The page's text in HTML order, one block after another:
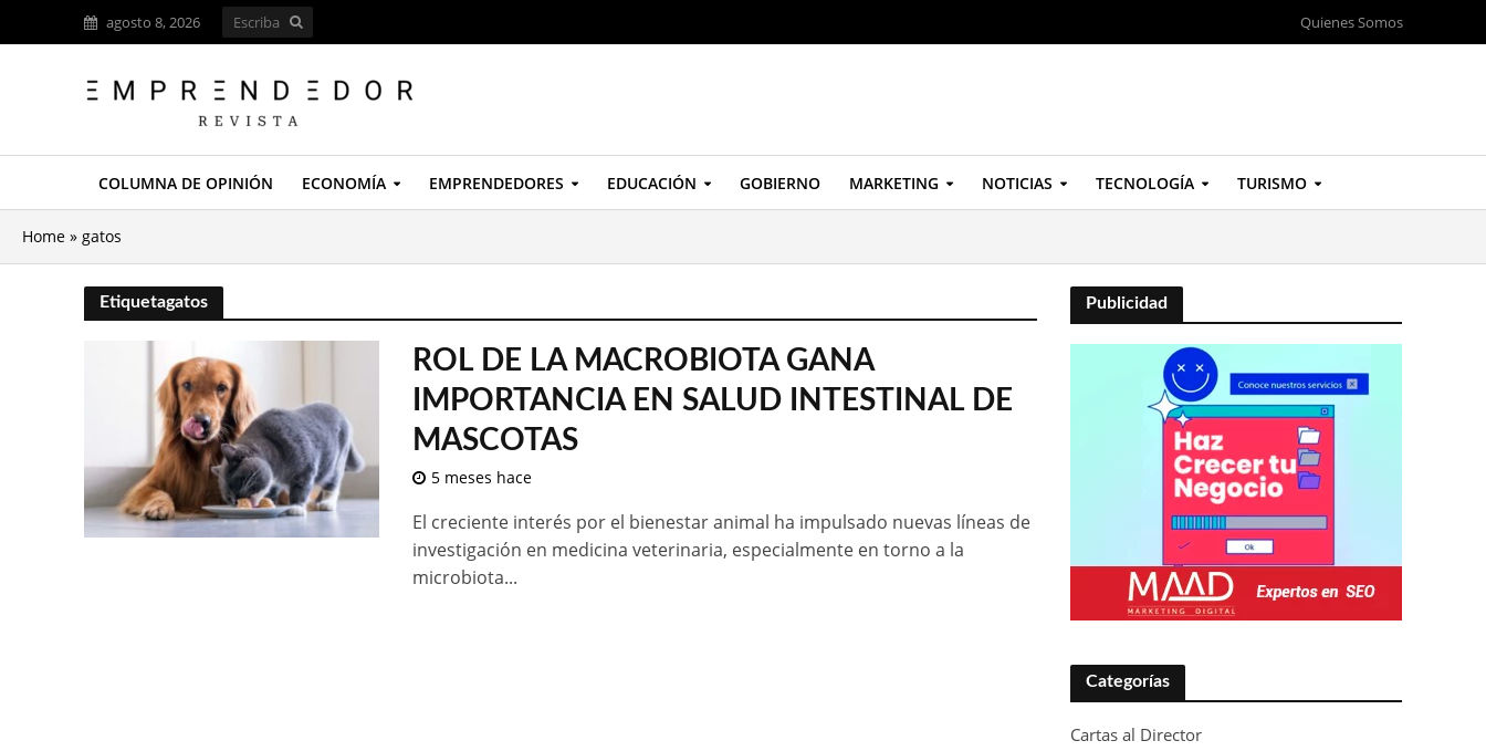
agosto 8, 2026 Quienes Somos
COLUMNA DE OPINIÓN ECONOMÍA EMPRENDEDORES EDUCACIÓN GOBIERNO MARKETING NOTICIAS TECNOLOGÍA TURISMO
Home » gatos
Etiquetagatos
ROL DE LA MACROBIOTA GANA
IMPORTANCIA EN SALUD INTESTINAL DE
MASCOTAS
5 meses hace
El creciente interés por el bienestar animal ha impulsado nuevas líneas de
investigación en medicina veterinaria, especialmente en torno a la
microbiota...
Publicidad
Categorías
Cartas al Director